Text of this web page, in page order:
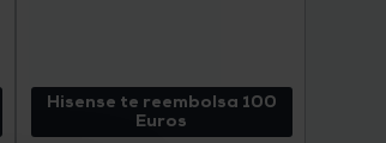
Hisense te reembolsa 100
Euros